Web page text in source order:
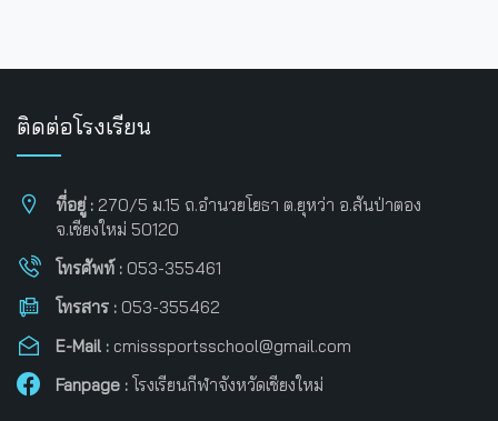
ติดต่อโรงเรียน
ที่อยู่ : 270/5 ม.15 ถ.อำนวยโยธา ต.ยุหว่า อ.สันป่าตอง
จ.เชียงใหม่ 50120
โทรศัพท์ : 053-355461
โทรสาร : 053-355462
E-Mail : cmisssportsschool@gmail.com
Fanpage : โรงเรียนกีฬาจังหวัดเชียงใหม่